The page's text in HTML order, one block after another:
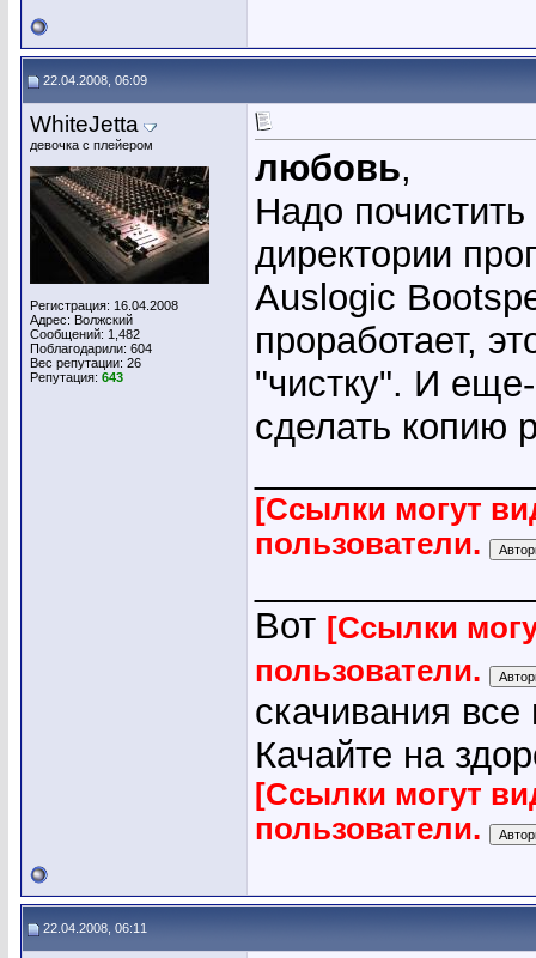
22.04.2008, 06:09
WhiteJetta
девочка с плейером
Регистрация: 16.04.2008
Адрес: Волжский
Сообщений: 1,482
Поблагодарили: 604
Вес репутации: 26
Репутация: 643
любовь,
Надо
директории
Auslogic
проработает,
"чистку". И
сделать копию
[Ссылки могут
пользователи.
Вот [Ссылки
пользователи.
скачивания
Качайте на
[Ссылки могут
пользователи.
22.04.2008, 06:11